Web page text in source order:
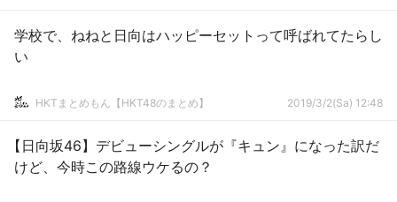
学校で、ねねと日向はハッピーセットって呼ばれてたらし
い
HKTまとめもん【HKT48のまとめ】 2019/3/2(Sa) 12:48
【日向坂46】デビューシングルが『キュン』になった訳だ
けど、今時この路線ウケるの？